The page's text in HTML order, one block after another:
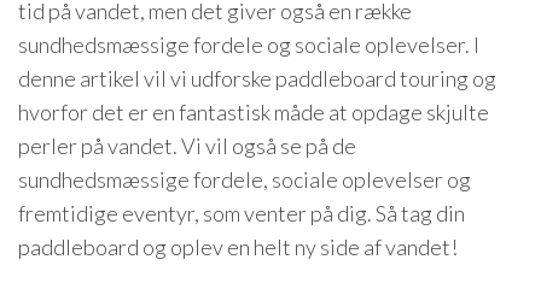
tid på vandet, men det giver også en række
sundhedsmæssige fordele og sociale oplevelser. I
denne artikel vil vi udforske paddleboard touring og
hvorfor det er en fantastisk måde at opdage skjulte
perler på vandet. Vi vil også se på de
sundhedsmæssige fordele, sociale oplevelser og
fremtidige eventyr, som venter på dig. Så tag din
paddleboard og oplev en helt ny side af vandet!